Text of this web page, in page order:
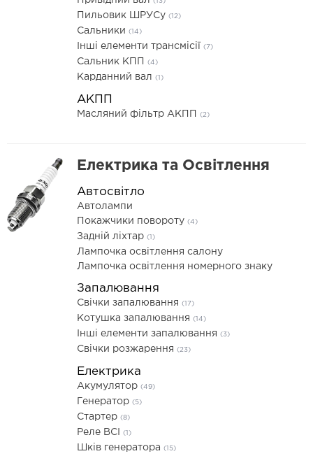
Пильовик ШРУСу (12)
Сальники (14)
Інші елементи трансмісії (7)
Сальник КПП (4)
Карданний вал (1)
АКПП
Масляний фільтр АКПП (2)
Електрика та Освітлення
Автосвітло
Автолампи
Покажчики повороту (4)
Задній ліхтар (1)
Лампочка освітлення салону
Лампочка освітлення номерного знаку
Запалювання
Свічки запалювання (17)
Котушка запалювання (14)
Інші елементи запалювання (3)
Свічки розжарення (23)
Електрика
Акумулятор (49)
Генератор (5)
Стартер (8)
Реле ВСІ (1)
Шків генератора (15)